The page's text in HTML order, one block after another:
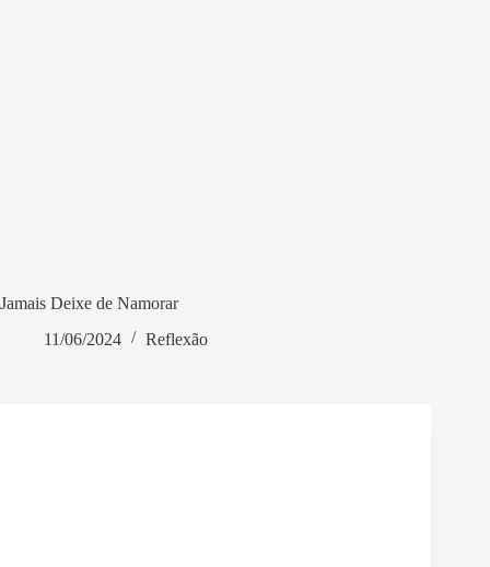
Jamais Deixe de Namorar
11/06/2024
Reflexão